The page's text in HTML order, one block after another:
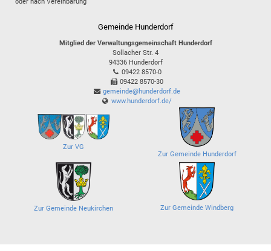
Gemeinde Hunderdorf
Mitglied der Verwaltungsgemeinschaft Hunderdorf
Sollacher Str. 4
94336 Hunderdorf
09422 8570-0
09422 8570-30
gemeinde@hunderdorf.de
www.hunderdorf.de/
Zur VG
Zur Gemeinde Hunderdorf
Zur Gemeinde Neukirchen Zur Gemeinde Windberg